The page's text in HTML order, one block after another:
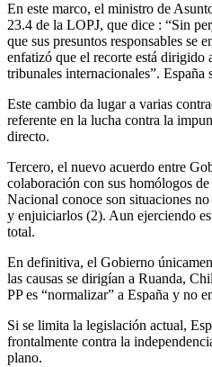
En este marco, el ministro de
23.4 de la LOPJ, que dice : “Sin
que sus presuntos responsables se
enfatizó que el recorte está dirigido
tribunales internacionales”. España
Este cambio da lugar a varias
referente en la lucha contra la
directo.
Tercero, el nuevo acuerdo entre
colaboración con sus homólogos
Nacional conoce son situaciones
y enjuiciarlos (2). Aun ejerciendo
total.
En definitiva, el Gobierno
las causas se dirigían a Ruanda,
PP es “normalizar” a España y no
Si se limita la legislación actual,
frontalmente contra la
plano.